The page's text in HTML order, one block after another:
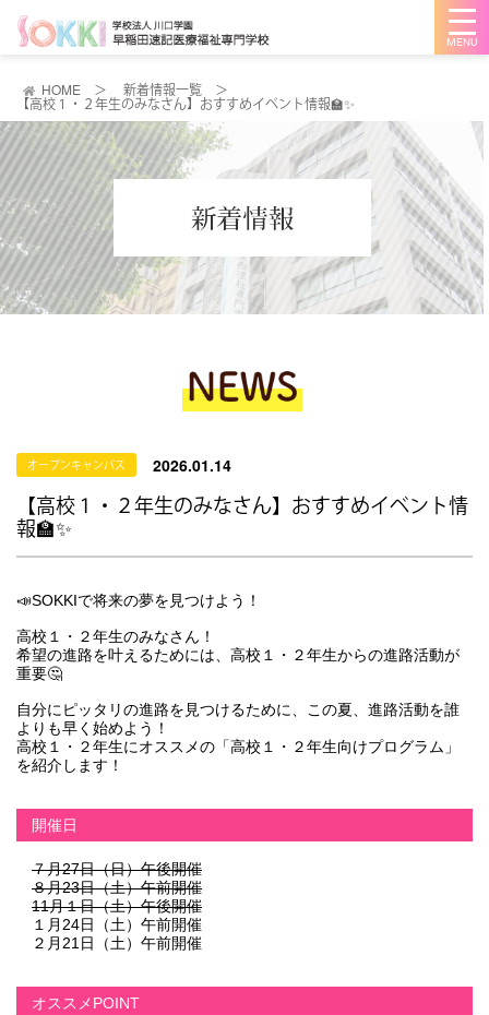
メ
ニ
ュ
ー
HOME ＞ 新着情報一覧 ＞
【高校１・２年生のみなさん】おすすめイベント情報🏫✨
オープンキャンパス 2026.01.14
【高校１・２年生のみなさん】おすすめイベント情
報🏫✨
📣SOKKIで将来の夢を見つけよう！
高校１・２年生のみなさん！
希望の進路を叶えるためには、高校１・２年生からの進路活動が
重要🤔
自分にピッタリの進路を見つけるために、この夏、進路活動を誰
よりも早く始めよう！
高校１・２年生にオススメの 「高校１・２年生向けプログラム」
を紹介します！
開催日
７月27日（日）午後開催
８月23日（土）午前開催
11月１日（土）午後開催
１月24日（土）午前開催
２月21日（土）午前開催
オススメPOINT